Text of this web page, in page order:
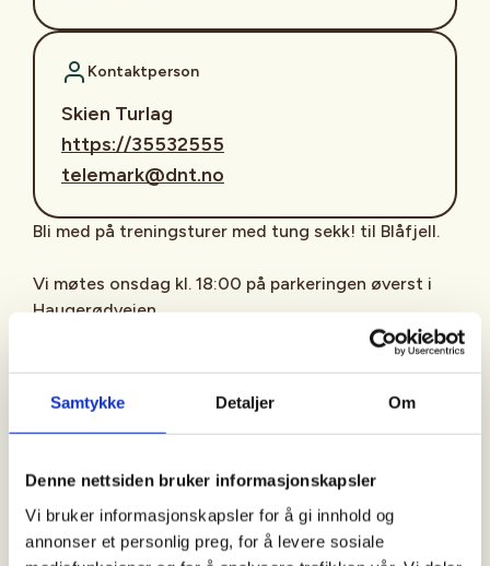
Samtykke Detaljer Om
Denne nettsiden bruker informasjonskapsler
Vi bruker informasjonskapsler for å gi innhold og
annonser et personlig preg, for å levere sosiale
Kontaktperson
Skien Turlag
https://35532555
telemark@dnt.no
Bli med på treningsturer med tung sekk! til Blåfjell.
Vi møtes onsdag kl. 18:00 på parkeringen øverst i
Haugerødveien
Turen til Blåfjell er beskrevet som middels krevende
Vi går i jevn fart med korte stopp for å lette litt på
turene til 2 timer, men når det blir mørkt og kanskje
vått kan det gå litt lengre tid. .